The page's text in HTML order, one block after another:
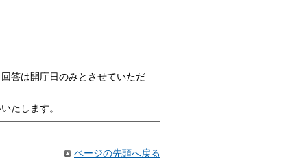
答は開庁日のみとさせていただ
たします。
ページの先頭へ戻る